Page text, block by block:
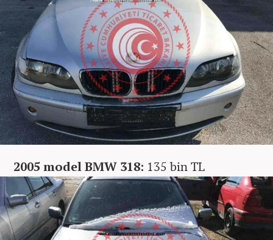
2005 model BMW 318: 135 bin TL